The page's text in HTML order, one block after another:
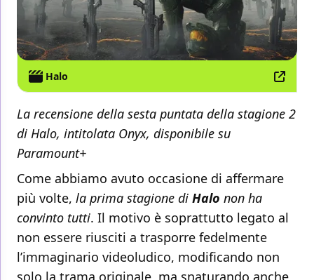
Halo
La recensione della sesta puntata della stagione 2
di Halo, intitolata Onyx, disponibile su
Paramount+
Come abbiamo avuto occasione di affermare
più volte, la prima stagione di Halo non ha
convinto tutti. Il motivo è soprattutto legato al
non essere riusciti a trasporre fedelmente
l’immaginario videoludico, modificando non